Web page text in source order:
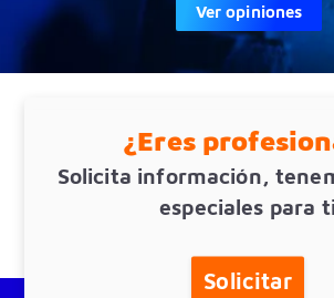
Ver opiniones
¿Eres
Solicita información,
especiales para ti
Solicitar